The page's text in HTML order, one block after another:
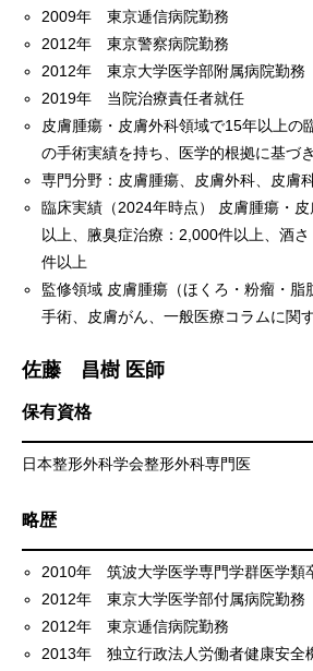
2009年 東京逓信病院勤務
2012年 東京警察病院勤務
2012年 東京大学医学部附属病院勤務
2019年 当院治療責任者就任
皮膚腫瘍・皮膚外科領域で15年以上の
の手術実績を持ち、医学的根拠に基づ
専門分野：皮膚腫瘍、皮膚外科、皮膚
臨床実績（2024年時点） 皮膚腫瘍・
以上、腋臭症治療：2,000件以上、酒
件以上
監修領域 皮膚腫瘍（ほくろ・粉瘤・脂
手術、皮膚がん、一般医療コラムに関
佐藤 昌樹 医師
保有資格
日本整形外科学会整形外科専門医
略歴
2010年 筑波大学医学専門学群医学類
2012年 東京大学医学部付属病院勤務
2012年 東京逓信病院勤務
2013年 独立行政法人労働者健康安全